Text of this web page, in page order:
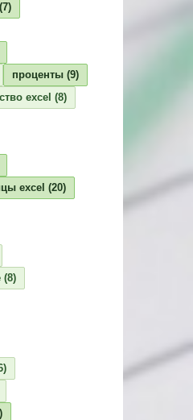
(7)
проценты (9)
excel (8)
excel (20)
(8)